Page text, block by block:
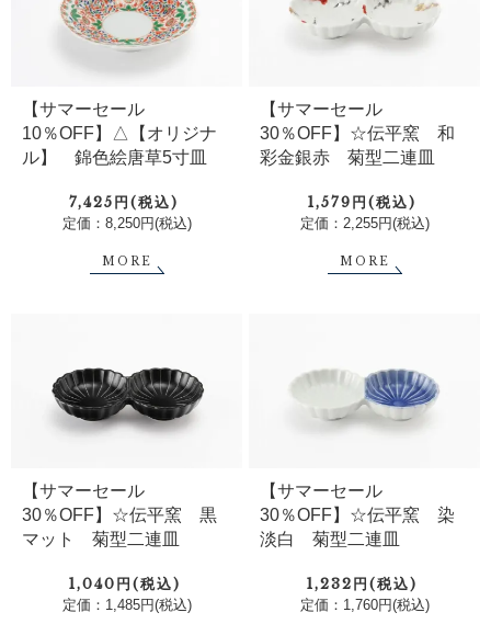
【サマーセール
10％OFF】△【オリジナ
ル】 錦色絵唐草5寸皿
7,425円(税込)
定価：8,250円(税込)
MORE
【サマーセール
30％OFF】☆伝平窯 和
彩金銀赤 菊型二連皿
1,579円(税込)
定価：2,255円(税込)
MORE
【サマーセール
30％OFF】☆伝平窯 黒
マット 菊型二連皿
1,040円(税込)
定価：1,485円(税込)
【サマーセール
30％OFF】☆伝平窯 染
淡白 菊型二連皿
1,232円(税込)
定価：1,760円(税込)